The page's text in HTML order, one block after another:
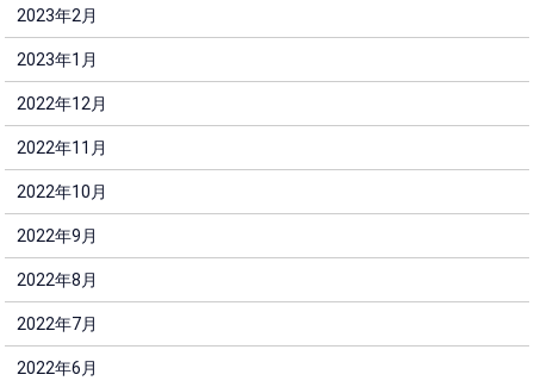
2023年2月
2023年1月
2022年12月
2022年11月
2022年10月
2022年9月
2022年8月
2022年7月
2022年6月